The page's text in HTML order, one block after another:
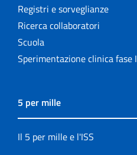
Registri e sorveglianze
Ricerca collaboratori
Scuola
Sperimentazione clinica fase I
5 per mille
Il 5 per mille e l'ISS